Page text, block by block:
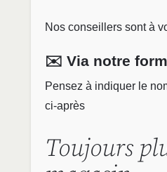
Nos conseillers sont à
✉️ Via notre
Pensez à indiquer le
ci-après
Toujours